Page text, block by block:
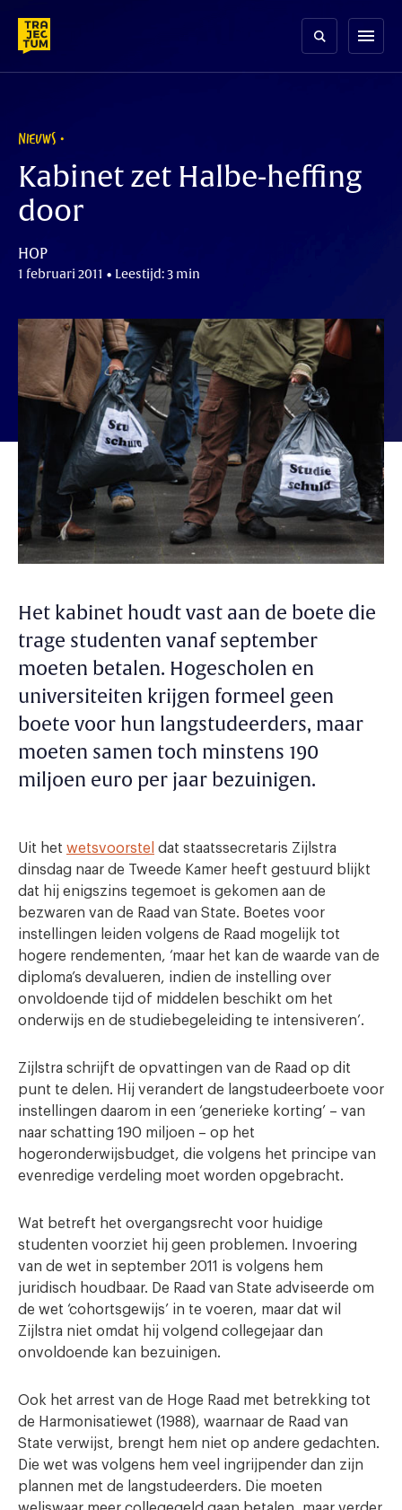
content
menu
NIEUWS
Kabinet zet Halbe-heffing
door
HOP
1 februari 2011 • Leestijd: 3 min
Het kabinet houdt vast aan de boete die
trage studenten vanaf september
moeten betalen. Hogescholen en
universiteiten krijgen formeel geen
boete voor hun langstudeerders, maar
moeten samen toch minstens 190
miljoen euro per jaar bezuinigen.
Uit het wetsvoorstel dat staatssecretaris Zijlstra
dinsdag naar de Tweede Kamer heeft gestuurd blijkt
dat hij enigszins tegemoet is gekomen aan de
bezwaren van de Raad van State. Boetes voor
instellingen leiden volgens de Raad mogelijk tot
hogere rendementen, ‘maar het kan de waarde van de
diploma’s devalueren, indien de instelling over
onvoldoende tijd of middelen beschikt om het
onderwijs en de studiebegeleiding te intensiveren’.
Zijlstra schrijft de opvattingen van de Raad op dit
punt te delen. Hij verandert de langstudeerboete voor
instellingen daarom in een ‘generieke korting’ – van
naar schatting 190 miljoen – op het
hogeronderwijsbudget, die volgens het principe van
evenredige verdeling moet worden opgebracht.
Wat betreft het overgangsrecht voor huidige
studenten voorziet hij geen problemen. Invoering
van de wet in september 2011 is volgens hem
juridisch houdbaar. De Raad van State adviseerde om
de wet ‘cohortsgewijs’ in te voeren, maar dat wil
Zijlstra niet omdat hij volgend collegejaar dan
onvoldoende kan bezuinigen.
Ook het arrest van de Hoge Raad met betrekking tot
de Harmonisatiewet (1988), waarnaar de Raad van
State verwijst, brengt hem niet op andere gedachten.
Die wet was volgens hem veel ingrijpender dan zijn
plannen met de langstudeerders. Die moeten